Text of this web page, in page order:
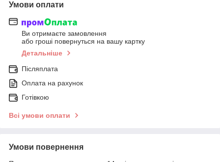
Умови оплати
Ви отримаєте замовлення
або гроші повернуться на вашу картку
Детальніше
Післяплата
Оплата на рахунок
Готівкою
Всі умови оплати
Умови повернення